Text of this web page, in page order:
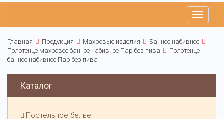
Toggle
Главная Продукция Махровые изделия
Банное набивное
Полотенце махровое банное набивное Пар без пива
Полотенце
банное набивное Пар без пива
Каталог
Постельное белье